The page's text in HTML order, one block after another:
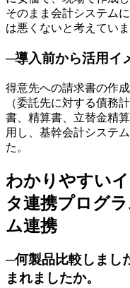
そのまま会計システム
は悪くないと考えていま
─導入前から活用イ
得意先への請求書の作
（委託先に対する債務
書、精算書、立替金精
用し、基幹会計システ
た。
わかりやすい
タ連携プログ
ム連携
─何製品比較しまし
まれましたか。